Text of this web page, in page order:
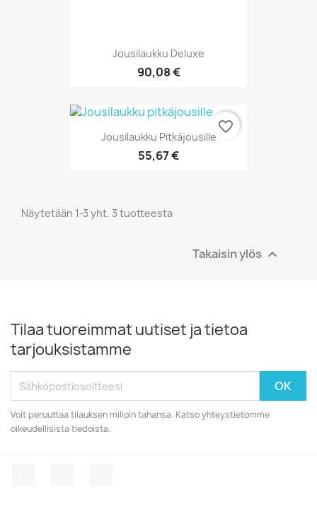
Jousilaukku Deluxe
90,08 €
Jousilaukku Pitkäjousille
55,67 €
favorite_border
Näytetään 1-3 yht. 3 tuotteesta
Takaisin ylös 
Tilaa tuoreimmat uutiset ja tietoa
tarjouksistamme
Voit peruuttaa tilauksen milloin tahansa. Katso yhteystietomme
oikeudellisista tiedoista.